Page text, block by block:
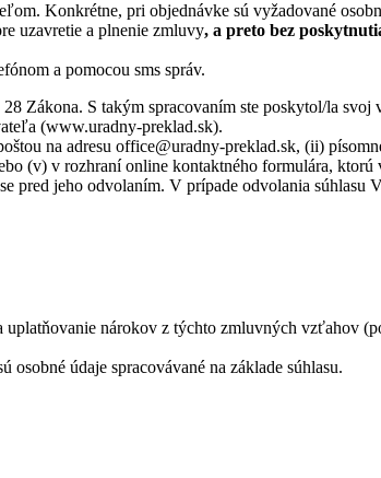
Konkrétne, pri objednávke sú vyžadované
uzavretie a plnenie zmluvy, a preto bez
a pomocou sms správ.
Zákona. S takým spracovaním ste poskytol/la svoj
(www.uradny-preklad.sk).
na adresu office@uradny-preklad.sk, (ii)
(v) v rozhraní online kontaktného formulára, ktorú
jeho odvolaním. V prípade odvolania súhlasu
nárokov z týchto zmluvných vzťahov
údaje spracovávané na základe súhlasu.